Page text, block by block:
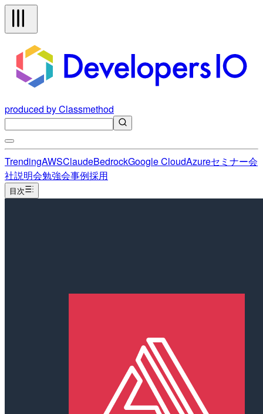
produced by Classmethod
TrendingAWSClaudeBedrockGoogle CloudAzureセミナー会
社説明会勉強会事例採用
目次